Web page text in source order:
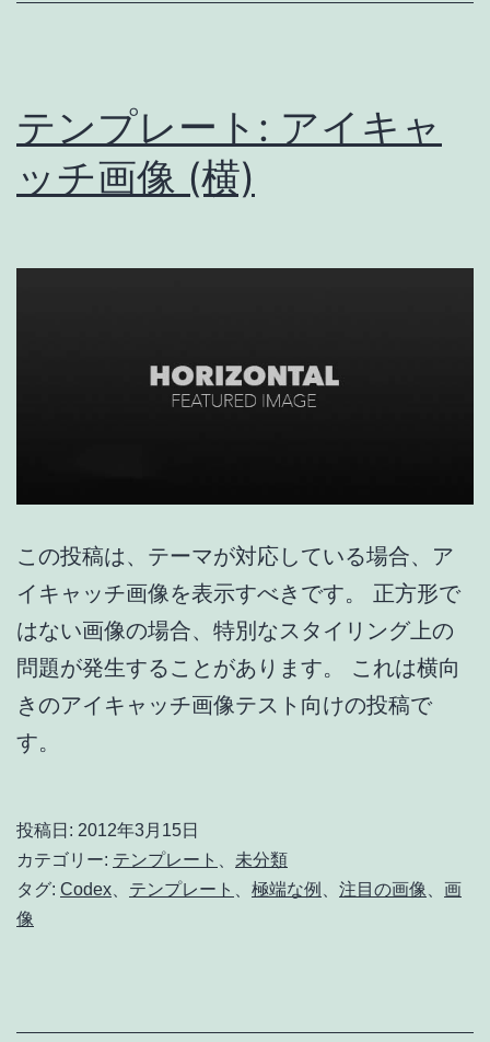
テンプレート: アイキャ
ッチ画像 (横)
この投稿は、テーマが対応している場合、ア
イキャッチ画像を表示すべきです。 正方形で
はない画像の場合、特別なスタイリング上の
問題が発生することがあります。 これは横向
きのアイキャッチ画像テスト向けの投稿で
す。
投稿日: 2012年3月15日
カテゴリー: テンプレート
未分類
タグ: Codex テンプレート 極端な例 注目の画像
画
像